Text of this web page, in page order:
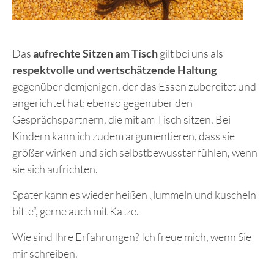
Dasaufrechte Sitzen am Tischgilt bei uns als
respektvolle und wertschätzende Haltung
gegenüber demjenigen, der das Essen zubereitet und
angerichtet hat; ebenso gegenüber den
Gesprächspartnern, die mit am Tisch sitzen. Bei
Kindern kann ich zudem argumentieren, dass sie
größer wirken und sich selbstbewusster fühlen, wenn
sie sich aufrichten.
Später kann es wieder heißen „lümmeln und kuscheln
bitte“, gerne auch mit Katze.
Wie sind Ihre Erfahrungen? Ich freue mich, wenn Sie
mir schreiben.